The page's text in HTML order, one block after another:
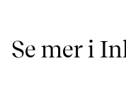
Se mer i